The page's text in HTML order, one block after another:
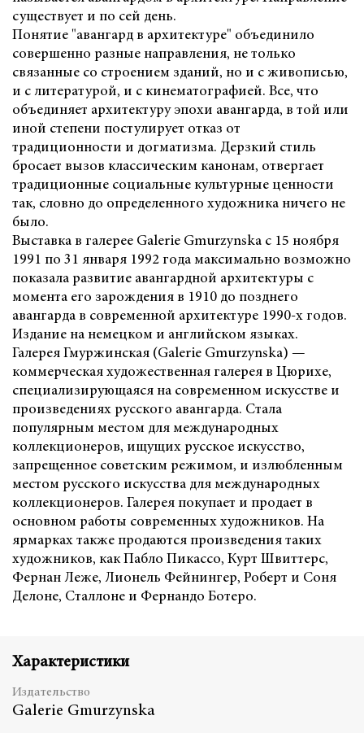
существует и по сей день.
Понятие "авангард в архитектуре" объединило
совершенно разные направления, не только
связанные со строением зданий, но и с живописью,
и с литературой, и с кинематографией. Все, что
объединяет архитектуру эпохи авангарда, в той или
иной степени постулирует отказ от
традиционности и догматизма. Дерзкий стиль
бросает вызов классическим канонам, отвергает
традиционные социальные культурные ценности
так, словно до определенного художника ничего не
было.
Выставка в галерее Galerie Gmurzynska c 15 ноября
1991 по 31 января 1992 года максимально возможно
показала развитие авангардной архитектуры с
момента его зарождения в 1910 до позднего
авангарда в современной архитектуре 1990-х годов.
Издание на немецком и английском языках.
Галерея Гмуржинская (Galerie Gmurzynska) —
коммерческая художественная галерея в Цюрихе,
специализирующаяся на современном искусстве и
произведениях русского авангарда. Стала
популярным местом для международных
коллекционеров, ищущих русское искусство,
запрещенное советским режимом, и излюбленным
местом русского искусства для международных
коллекционеров. Галерея покупает и продает в
основном работы современных художников. На
ярмарках также продаются произведения таких
художников, как Пабло Пикассо, Курт Швиттерс,
Фернан Леже, Лионель Фейнингер, Роберт и Соня
Делоне, Сталлоне и Фернандо Ботеро.
Характеристики
Издательство
Galerie Gmurzynska